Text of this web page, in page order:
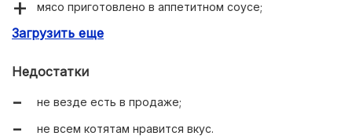
мясо приготовлено в аппетитном соусе;
гипоаллергенный;
микроэлементами;
доступная цена.
Загрузить еще
Недостатки
не везде есть в продаже;
не всем котятам нравится вкус.